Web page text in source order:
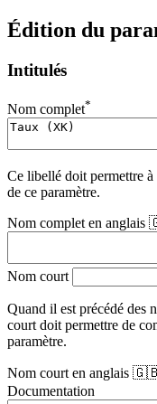
Édition du
Intitulés
Nom complet*
Ce libellé doit permettre
de ce paramètre.
Nom complet en
Nom court
Quand il est précédé des
court doit permettre de
paramètre.
Nom court en anglais
Documentation